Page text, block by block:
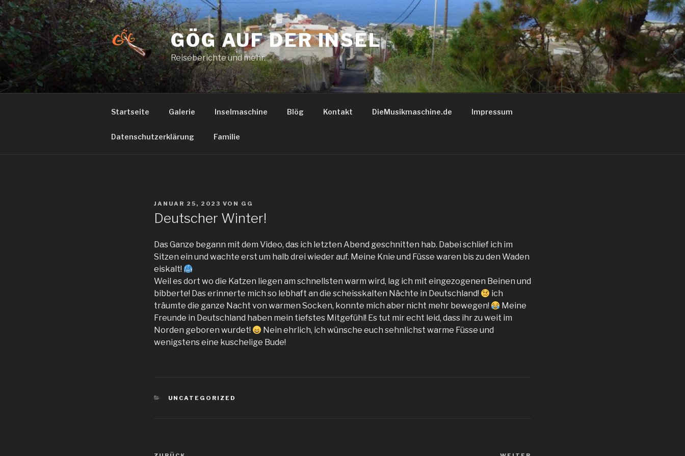
Zum
Inhalt
springen
GÖG AUF DER INSEL
Reiseberichte und mehr.
Startseite Galerie Inselmaschine Blög Kontakt DieMusikmaschine.de Impressum
Datenschutzerklärung Familie
VERÖFFENTLICHT
JANUAR 25, 2023 VON GG
Deutscher Winter!
Das Ganze begann mit dem Video, das ich letzten Abend geschnitten hab. Dabei schlief ich im
Sitzen ein und wachte erst um halb drei wieder auf. Meine Knie und Füsse waren bis zu den Waden
eiskalt!
Weil es dort wo die Katzen liegen am schnellsten warm wird, lag ich mit eingezogenen Beinen und
bibberte! Das erinnerte mich so lebhaft an die scheisskalten Nächte in Deutschland!
ich
träumte die ganze Nacht von warmen Socken, konnte mich aber nicht mehr bewegen!
Meine
Freunde in Deutschland haben mein tiefstes Mitgefühl! Es tut mir echt leid, dass ihr zu weit im
Norden geboren wurdet!
Nein ehrlich, ich wünsche euch sehnlichst warme Füsse und
wenigstens eine kuschelige Bude!
KATEGORIEN
UNCATEGORIZED
Beitragsnavigation